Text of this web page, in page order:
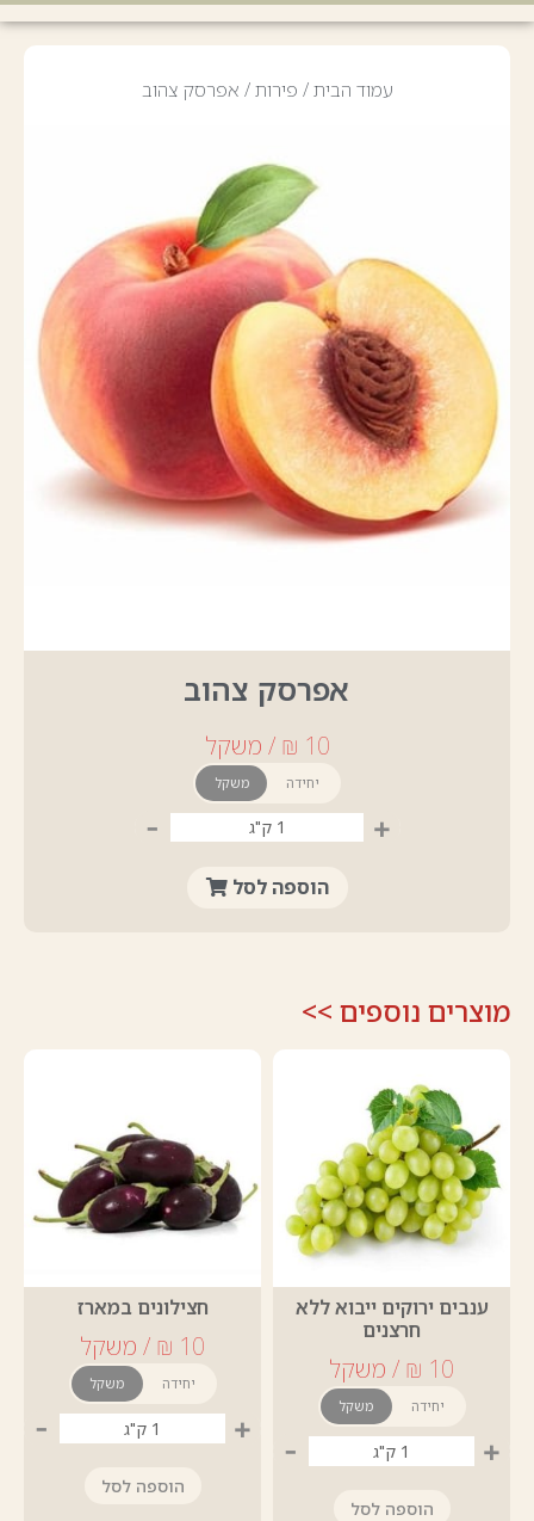
עמוד הבית/ פירות/ אפרסק צהוב
אפרסק צהוב
משקל יחידה
+
-
הוספה לסל
מוצרים נוספים >>
ענבים ירוקים ייבוא ללא
חרצנים
משקל יחידה
+
-
הוספה לסל
חצילונים במארז
משקל יחידה
+
-
הוספה לסל